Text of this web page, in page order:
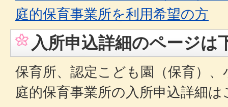
庭的保育事業所を利用希望の方
入所申込詳細のページは
保育所、認定こども園（保育）
庭的保育事業所の入所申込詳細は